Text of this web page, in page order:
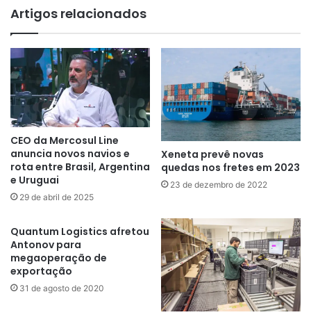
Artigos relacionados
CEO da Mercosul Line
anuncia novos navios e
rota entre Brasil, Argentina
e Uruguai
29 de abril de 2025
Xeneta prevê novas
quedas nos fretes em 2023
23 de dezembro de 2022
Quantum Logistics afretou
Antonov para
megaoperação de
exportação
31 de agosto de 2020